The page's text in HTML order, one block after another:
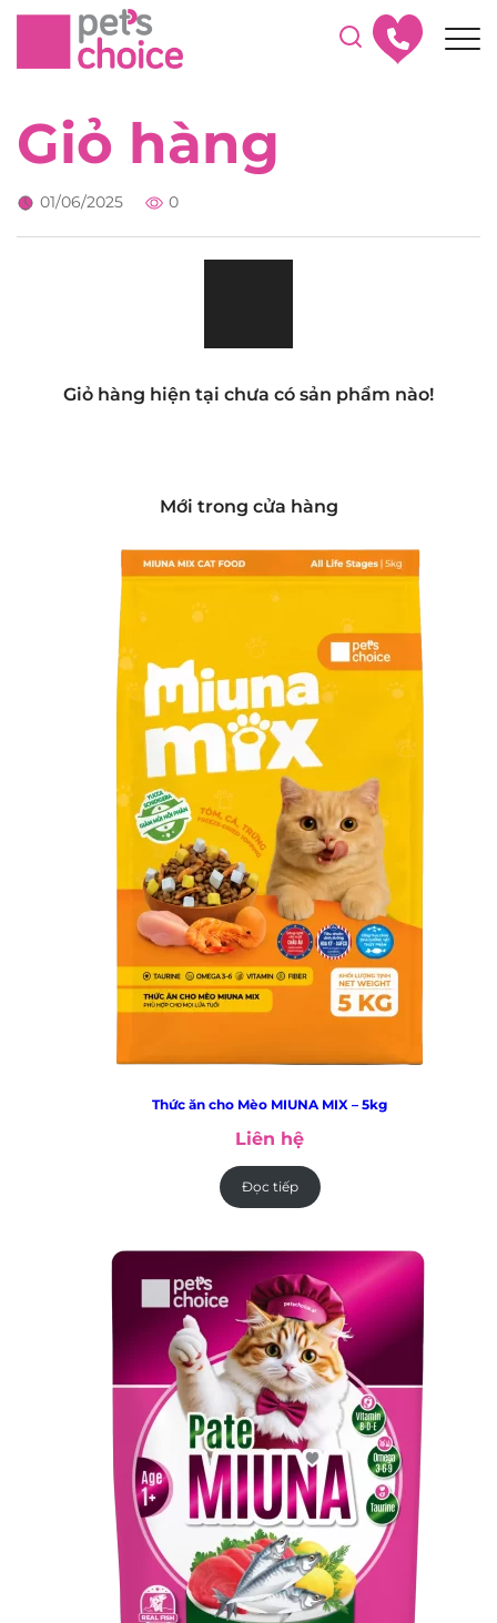
Giỏ hàng
01/06/2025 0
Giỏ hàng hiện tại chưa có sản phẩm nào!
Mới trong cửa hàng
Thức ăn cho Mèo MIUNA MIX – 5kg
Liên hệ
Đọc tiếp